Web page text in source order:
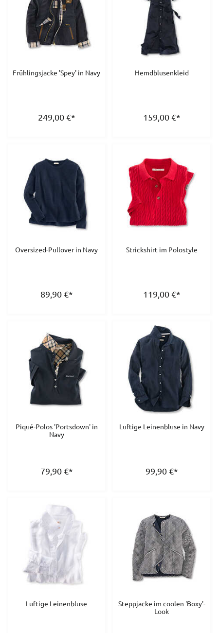
Frühlingsjacke 'Spey' in Navy
249,00€*
Hemdblusenkleid
159,00€*
Oversized-Pullover in Navy
89,90€*
Strickshirt im Polostyle
119,00€*
Piqué-Polos 'Portsdown' in
Navy
79,90€*
Luftige Leinenbluse in Navy
99,90€*
Luftige Leinenbluse
Steppjacke im coolen 'Boxy'-
Look